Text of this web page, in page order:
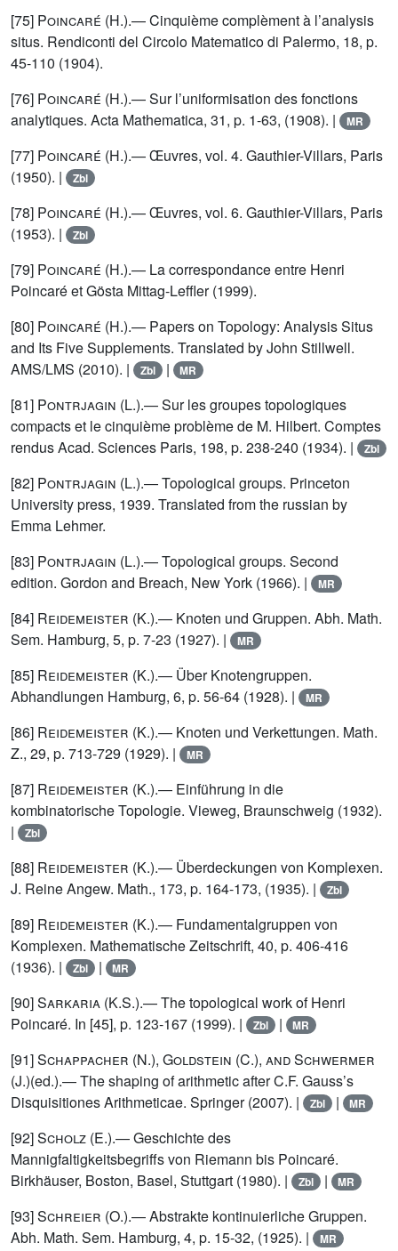
[75] Poincaré (H.).— Cinquième complèment à l’analysis
situs. Rendiconti del Circolo Matematico di Palermo, 18, p.
45-110 (1904).
[76] Poincaré (H.).— Sur l’uniformisation des fonctions
analytiques. Acta Mathematica, 31, p. 1-63, (1908). |
MR
[77] Poincaré (H.).— Œuvres, vol. 4. Gauthier-Villars, Paris
(1950). |
Zbl
[78] Poincaré (H.).— Œuvres, vol. 6. Gauthier-Villars, Paris
(1953). |
Zbl
[79] Poincaré (H.).— La correspondance entre Henri
Poincaré et Gösta Mittag-Leffler (1999).
[80] Poincaré (H.).— Papers on Topology: Analysis Situs
and Its Five Supplements. Translated by John Stillwell.
AMS/LMS (2010). |
Zbl | MR
[81] Pontrjagin (L.).— Sur les groupes topologiques
compacts et le cinquième problème de M. Hilbert. Comptes
rendus Acad. Sciences Paris, 198, p. 238-240 (1934). |
Zbl
[82] Pontrjagin (L.).— Topological groups. Princeton
University press, 1939. Translated from the russian by
Emma Lehmer.
[83] Pontrjagin (L.).— Topological groups. Second
edition. Gordon and Breach, New York (1966). |
MR
[84] Reidemeister (K.).— Knoten und Gruppen. Abh. Math.
Sem. Hamburg, 5, p. 7-23 (1927). |
MR
[85] Reidemeister (K.).— Über Knotengruppen.
Abhandlungen Hamburg, 6, p. 56-64 (1928). |
MR
[86] Reidemeister (K.).— Knoten und Verkettungen. Math.
Z., 29, p. 713-729 (1929). |
MR
[87] Reidemeister (K.).— Einführung in die
kombinatorische Topologie. Vieweg, Braunschweig (1932).
|
Zbl
[88] Reidemeister (K.).— Überdeckungen von Komplexen.
J. Reine Angew. Math., 173, p. 164-173, (1935). |
Zbl
[89] Reidemeister (K.).— Fundamentalgruppen von
Komplexen. Mathematische Zeitschrift, 40, p. 406-416
(1936). |
Zbl | MR
[90]Sarkaria (K.S.).— The topological work of Henri
Poincaré. In [45], p. 123-167 (1999). |
Zbl | MR
[91]Schappacher (N.), Goldstein (C.), and Schwermer
(J.)(ed.).— The shaping of arithmetic after C.F. Gauss’s
Disquisitiones Arithmeticae. Springer (2007). |
Zbl | MR
[92]Scholz (E.).— Geschichte des
Mannigfaltigkeitsbegriffs von Riemann bis Poincaré.
Birkhäuser, Boston, Basel, Stuttgart (1980). |
Zbl | MR
[93]Schreier (O.).— Abstrakte kontinuierliche Gruppen.
Abh. Math. Sem. Hamburg, 4, p. 15-32, (1925). |
MR